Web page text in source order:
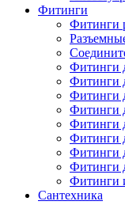
Фитинги
Фитинги
Фитинги
Фитинги
Фитинги
Фитинги
Фитинги
Фитинги
Фитинги
Фитинги
Фитинги
Сантехника